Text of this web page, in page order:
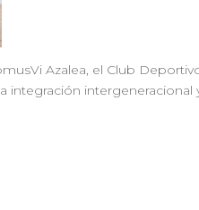
Azalea, el Club
intergeneracional